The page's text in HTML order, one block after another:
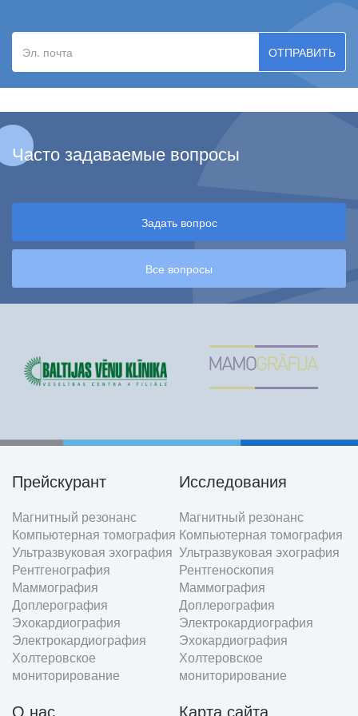
Эл.
почта
Часто задаваемые вопросы
Задать вопрос
Все вопросы
Footer
menu
Прейскурант
Магнитный резонанс
Компьютерная томография
Ультразвуковая эхография
Рентгенография
Маммография
Доплерография
Эхокардиография
Электрокардиография
Холтеровское
мониторирование
Исследования
Магнитный резонанс
Компьютерная томография
Ультразвуковая эхография
Рентгеноскопия
Маммография
Доплерография
Электрокардиография
Эхокардиография
Холтеровское
мониторирование
О нас Карта сайта